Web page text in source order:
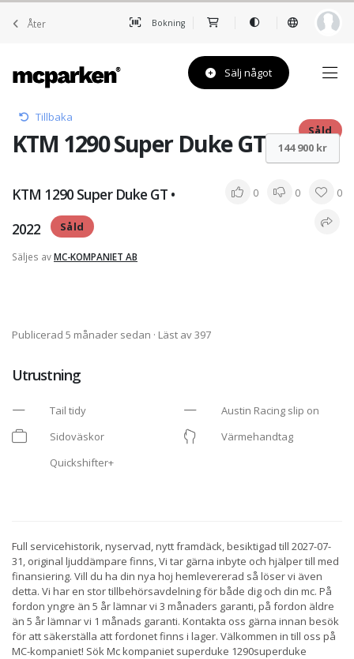
Åter Bokning
Sälj något
Tillbaka
KTM 1290 Super Duke GT • 2022
Såld
KTM 1290 Super Duke GT •
2022
Såld
0 0 0
Säljes avMC-KOMPANIET AB
144 900 kr
Publicerad 5 månader sedan · Läst av 397
Utrustning
Tail tidy
Austin Racing slip on
Sidoväskor
Värmehandtag
Quickshifter+
Full servicehistorik, nyservad, nytt framdäck, besiktigad till 2027-07-
31, original ljuddämpare finns, Vi tar gärna inbyte och hjälper till med
finansiering. Vill du ha din nya hoj hemlevererad så löser vi även
detta. Vi har en stor tillbehörsavdelning för både dig och din mc. På
fordon yngre än 5 år lämnar vi 3 månaders garanti, på fordon äldre
än 5 år lämnar vi 1 månads garanti. Kontakta oss gärna innan besök
för att säkerställa att fordonet finns i lager. Välkommen in till oss på
MC-kompaniet! Sök Mc kompaniet superduke 1290superduke